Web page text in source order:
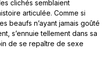
clichés semblaient
articulée. Comme si
beaufs n’ayant jamais goûté
s’ennuie tellement dans sa
de se repaître de sexe